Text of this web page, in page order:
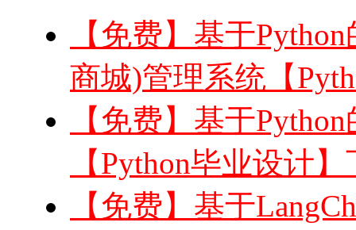
【免费】基于
商城)管理系统【
【免费】基于
【Python毕业设计
【免费】基于